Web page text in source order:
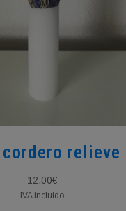
relieve
12,00€
IVA incluido